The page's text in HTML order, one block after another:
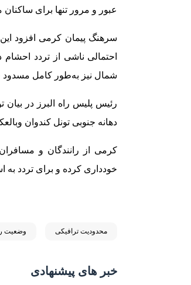
عبور و مرور تنها برای
سرهنگ پیمان کرمی افزود
احتمالی ناشی از تردد
شمال نیز به‌طور کامل مسدود
رئیس پلیس راه البرز در
دهانه جنوبی تونل کندوان
کرمی از رانندگان و
خودداری کرده و برای تردد به
محدودیت ترافیکی وضعیت
خبر های پیشنهادی